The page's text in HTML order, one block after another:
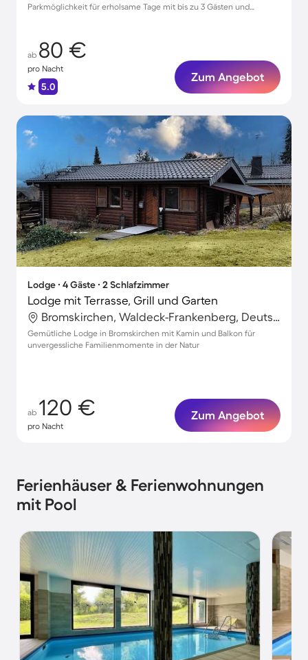
Parkmöglichkeit für erholsame Tage mit bis zu 3 Gästen und
ab 80 €
pro Nacht
5.0
Zum Angebot
Lodge ∙ 4 Gäste ∙ 2 Schlafzimmer
Lodge mit Terrasse, Grill und Garten
Bromskirchen, Waldeck-Frankenberg, Deutschland
Gemütliche Lodge in Bromskirchen mit Kamin und Balkon für
unvergessliche Familienmomente in der Natur
ab 120 €
pro Nacht
Zum Angebot
Ferienhäuser & Ferienwohnungen
mit Pool